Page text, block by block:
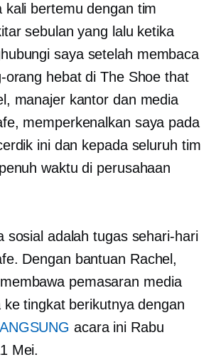
kali bertemu dengan tim
sebulan yang lalu ketika
saya setelah membaca
orang hebat di The Shoe that
manajer kantor dan media
memperkenalkan saya pada
ini dan kepada seluruh tim
waktu di perusahaan
sosial adalah tugas sehari-hari
Dengan bantuan Rachel,
pemasaran media
tingkat berikutnya dengan
acara ini Rabu
Mei.